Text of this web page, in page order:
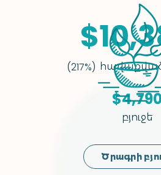
Ծրագրի
(217%)
բյուջե